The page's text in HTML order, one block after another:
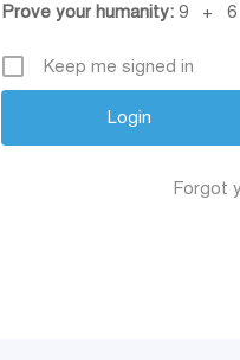
Prove your humanity: 9 +
Keep me signed in
Forgot